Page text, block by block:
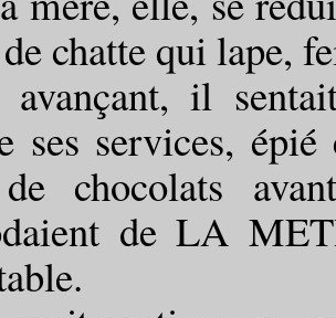
chatte qui lape,
avançant, il
ses services,
chocolats
de LA